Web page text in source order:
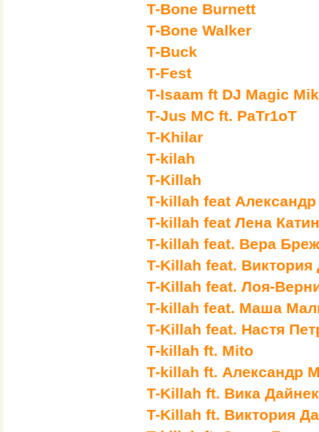
T-Bone Burnett
T-Bone Walker
T-Buck
T-Fest
T-Isaam ft DJ Magic
T-Jus MC ft. PaTr1oT
T-Khilar
T-kilah
T-Killah
T-killah feat
T-killah feat Лена
T-killah feat. Вера
T-Killah feat. Виктория
T-Killah feat. Лоя-
T-killah feat. Маша
T-Killah feat. Настя
T-killah ft. Mito
T-killah ft. Александр
T-Killah ft. Вика
T-Killah ft. Виктория